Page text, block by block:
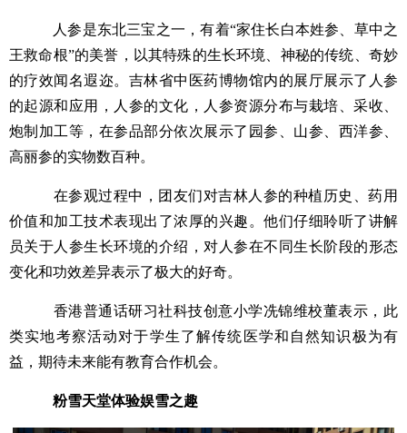
人参是东北三宝之一，有着“家住长白本姓参、草中之
王救命根”的美誉，以其特殊的生长环境、神秘的传统、奇妙
的疗效闻名遐迩。吉林省中医药博物馆内的展厅展示了人参
的起源和应用，人参的文化，人参资源分布与栽培、采收、
炮制加工等，在参品部分依次展示了园参、山参、西洋参、
高丽参的实物数百种。
在参观过程中，团友们对吉林人参的种植历史、药用
价值和加工技术表现出了浓厚的兴趣。他们仔细聆听了讲解
员关于人参生长环境的介绍，对人参在不同生长阶段的形态
变化和功效差异表示了极大的好奇。
香港普通话研习社科技创意小学冼锦维校董表示，此
类实地考察活动对于学生了解传统医学和自然知识极为有
益，期待未来能有教育合作机会。
粉雪天堂体验娱雪之趣